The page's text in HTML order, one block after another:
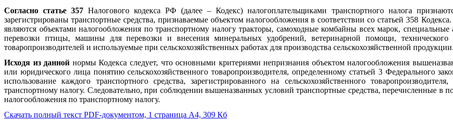
Согласно статье 357 Налогового кодекса РФ (далее – Кодекс) налогоплательщиками транспортного налога
зарегистрированы транспортные средства, признаваемые объектом налогообложения в соответствии со статьей 358
являются объектами налогообложения по транспортному налогу тракторы, самоходные комбайны всех марок,
перевозки птицы, машины для перевозки и внесения минеральных удобрений, ветеринарной помощи, технического
товаропроизводителей и используемые при сельскохозяйственных работах для производства сельскохозяйственной продукции.
Исходя из данной нормы Кодекса следует, что основными критериями непризнания объектом налогообложения
или юридического лица понятию сельскохозяйственного товаропроизводителя, определенному статьей 3 Федерального
использование каждого транспортного средства, зарегистрированного на сельскохозяйственного
транспортному налогу. Следовательно, при соблюдении вышеназванных условий транспортные средства, перечисленные в
налогообложения по транспортному налогу.
Скачать полный текст PDF-документом, 1 страница А4, 309 Кб